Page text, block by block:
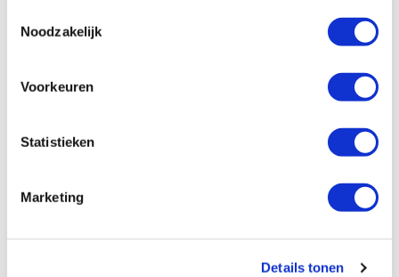
Noodzakelijk
Voorkeuren
Statistieken
Marketing
Details tonen
Hm 724-8 Down Cut spiraalgroeffrees Ø
€ 65,70 inkl. MwSt